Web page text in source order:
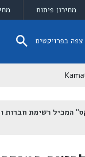
מחירון פיתוח
צפה בפרויקטים
המכיל רשימת חברות